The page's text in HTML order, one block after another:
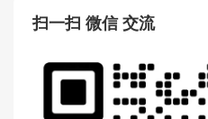
扫一扫 微信 交流